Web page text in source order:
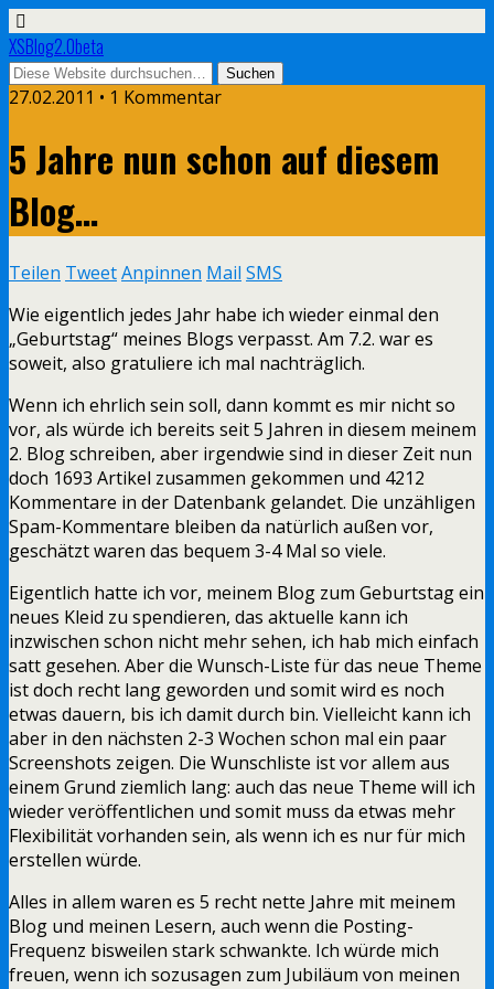
XSBlog2.0beta
27.02.2011 • 1 Kommentar
5 Jahre nun schon auf diesem
Blog…
Teilen TweetAnpinnen Mail SMS
Wie eigentlich jedes Jahr habe ich wieder einmal den
„Geburtstag“ meines Blogs verpasst. Am 7.2. war es
soweit, also gratuliere ich mal nachträglich.
Wenn ich ehrlich sein soll, dann kommt es mir nicht so
vor, als würde ich bereits seit 5 Jahren in diesem meinem
2. Blog schreiben, aber irgendwie sind in dieser Zeit nun
doch 1693 Artikel zusammen gekommen und 4212
Kommentare in der Datenbank gelandet. Die unzähligen
Spam-Kommentare bleiben da natürlich außen vor,
geschätzt waren das bequem 3-4 Mal so viele.
Eigentlich hatte ich vor, meinem Blog zum Geburtstag ein
neues Kleid zu spendieren, das aktuelle kann ich
inzwischen schon nicht mehr sehen, ich hab mich einfach
satt gesehen. Aber die Wunsch-Liste für das neue Theme
ist doch recht lang geworden und somit wird es noch
etwas dauern, bis ich damit durch bin. Vielleicht kann ich
aber in den nächsten 2-3 Wochen schon mal ein paar
Screenshots zeigen. Die Wunschliste ist vor allem aus
einem Grund ziemlich lang: auch das neue Theme will ich
wieder veröffentlichen und somit muss da etwas mehr
Flexibilität vorhanden sein, als wenn ich es nur für mich
erstellen würde.
Alles in allem waren es 5 recht nette Jahre mit meinem
Blog und meinen Lesern, auch wenn die Posting-
Frequenz bisweilen stark schwankte. Ich würde mich
freuen, wenn ich sozusagen zum Jubiläum von meinen